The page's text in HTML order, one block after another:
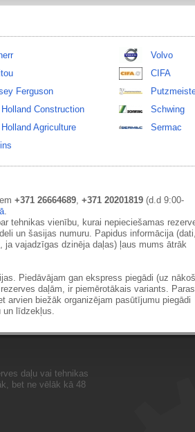
Ferguson
Holland Construction
Holland Agriculture
Volvo
CIFA
Schwing
Sermac
+371 26664689, +371 20201819(d.d 9:00-
.
tehnikas vienību, kurai nepieciešamas
un šasijas numuru. Papidus informācija (dati,
vajadzīgas dzinēja daļas) ļaus mums ātrāk
Piedāvājam gan ekspress piegādi (uz
daļām, ir piemērotākais variants.
arvien biežāk organizējam pasūtījumu piegādi
un līdzekļus.
daļu vai tehnikas
bet ne vēlāk kā 48